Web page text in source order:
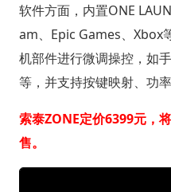
软件方面，内置ONE
am、Epic Games、Xbox
机部件进行微调操控，如
等，并支持按键映射、功率
索泰ZONE定价6399元，
售。